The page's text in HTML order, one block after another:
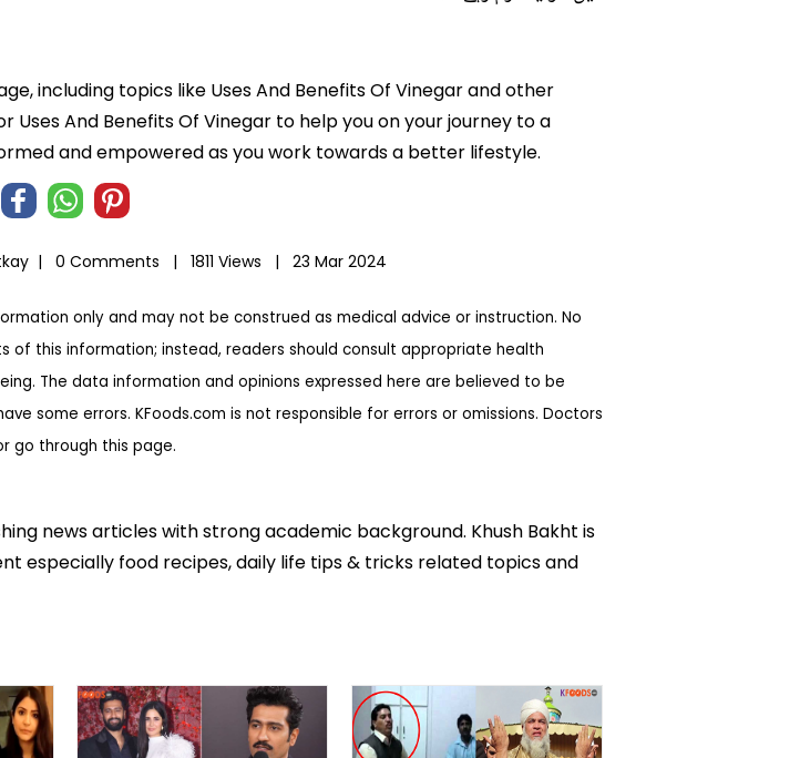
including topics like Uses And Benefits Of Vinegar and other
And Benefits Of Vinegar to help you on your journey to a
and empowered as you work towards a better lifestyle.
| 0 Comments | 1811 Views | 23 Mar 2024
only and may not be construed as medical advice or instruction. No
this information; instead, readers should consult appropriate health
The data information and opinions expressed here are believed to be
some errors. KFoods.com is not responsible for errors or omissions. Doctors
go through this page.
news articles with strong academic background. Khush Bakht is
especially food recipes, daily life tips & tricks related topics and